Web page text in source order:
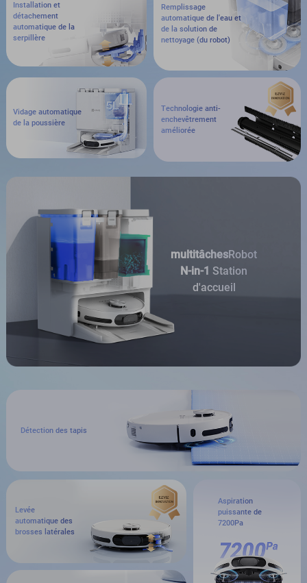
Vidage automatique
de la poussière
Installation et
détachement
automatique de la
serpillère
Remplissage
automatique de l'eau et
de la solution de
nettoyage (du robot)
Technologie anti-
enchevêtrement
améliorée
multitâchesRobot
N-in-1 Station
d'accueil
Détection des tapis
Levée
automatique des
brosses latérales
Aspiration
puissante de
7200Pa